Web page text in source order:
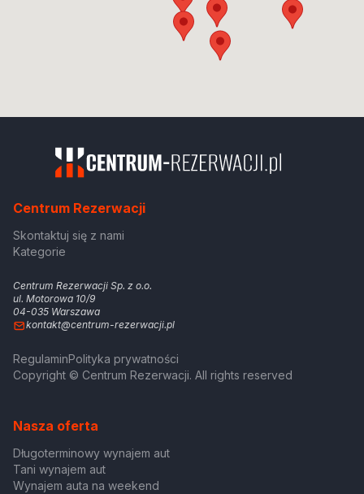
Centrum Rezerwacji
Skontaktuj się z nami
Kategorie
Centrum Rezerwacji Sp. z o.o.
ul. Motorowa 10/9
04-035 Warszawa
kontakt@centrum-rezerwacji.pl
Copyright © Centrum Rezerwacji. All rights reserved
RegulaminPolityka prywatności
Nasza oferta
Długoterminowy wynajem aut
Tani wynajem aut
Wynajem auta na weekend